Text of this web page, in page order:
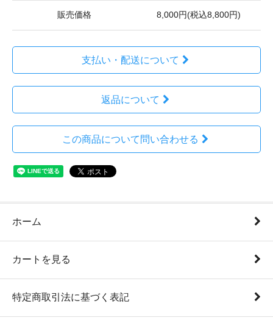
販売価格 8,000円(税込8,800円)
支払い・配送について
返品について
この商品について問い合わせる
ホーム
カートを見る
特定商取引法に基づく表記